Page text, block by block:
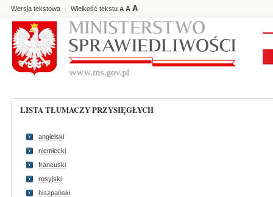
Wersja tekstowa | Wielkość tekstu A A A
LISTA TŁUMACZY PRZYSIĘGŁYCH
angielski
niemiecki
francuski
rosyjski
hiszpański